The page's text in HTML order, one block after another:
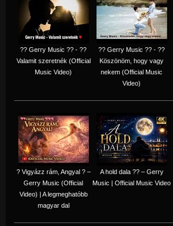
?? Gerry Music ?? - ??
Valamit szeretnék (Official
Music Video)
?? Gerry Music ?? - ??
Köszönöm, hogy vagy
nekem (Official Music
Video)
? Vigyázz rám, Angyal ? –
Gerry Music (Official
Video) | A legmeghatóbb
magyar dal
A hold dala ?? – Gerry
Music | Official Music Video